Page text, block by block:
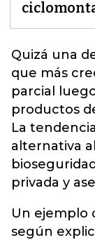
Quizá una
que más
parcial
productos
La
alternativa
privada y
Un ejemplo
según